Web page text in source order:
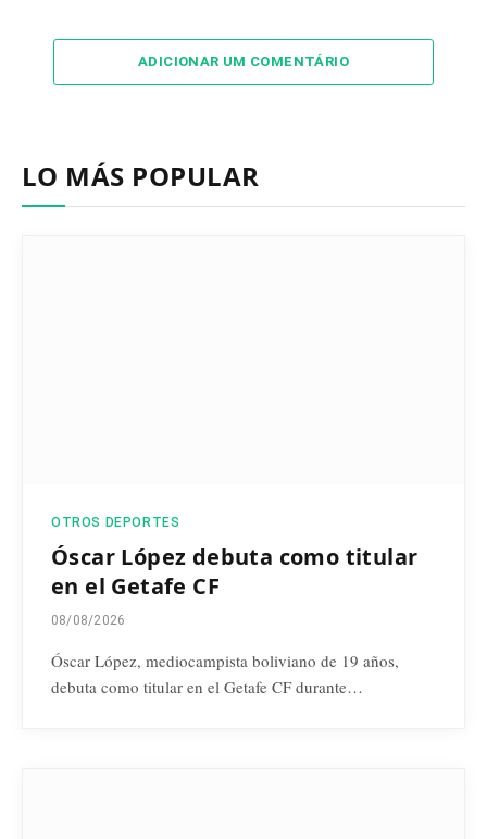
ADICIONAR UM COMENTÁRIO
LO MÁS POPULAR
OTROS DEPORTES
Óscar López debuta como titular
en el Getafe CF
08/08/2026
Óscar López, mediocampista boliviano de 19 años,
debuta como titular en el Getafe CF durante…